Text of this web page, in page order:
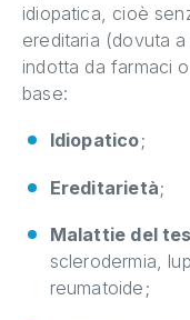
idiopatica, cioè
ereditaria (dovuta a
indotta da farmaci
base:
Idiopatico;
Ereditarietà;
Malattie del
sclerodermia,
reumatoide;